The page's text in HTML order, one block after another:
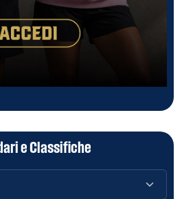
e Classifiche